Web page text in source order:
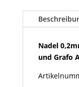
Infinity
Ultra
Grafo
Menge
Nadel
und Grafo